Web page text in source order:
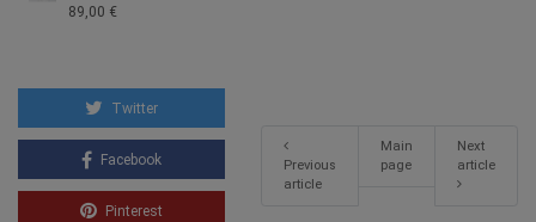
89,00 €
Twitter
Facebook
Pinterest
Previous
article
Main
page
Next
article